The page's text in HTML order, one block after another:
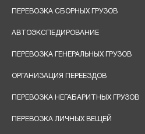
ПЕРЕВОЗКА СБОРНЫХ ГРУЗОВ
АВТОЭКСПЕДИРОВАНИЕ
ПЕРЕВОЗКА ГЕНЕРАЛЬНЫХ ГРУЗОВ
ОРГАНИЗАЦИЯ ПЕРЕЕЗДОВ
ПЕРЕВОЗКА НЕГАБАРИТНЫХ ГРУЗОВ
ПЕРЕВОЗКА ЛИЧНЫХ ВЕЩЕЙ